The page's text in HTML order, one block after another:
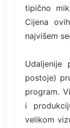
tipično
Cijena
najvišem
Udaljenije
postoje)
program.
i
velikom